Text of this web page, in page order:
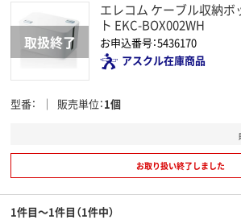
エレコム ケーブル収納ボ
ト EKC-BOX002WH
お申込番号：5436170
アスクル在庫商品
型番 販売単位 1個
お取り扱い終了しました
1件目～1件目（1件中）